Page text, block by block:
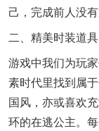
己，完成前人没
二、精美时装道
游戏中我们为玩
素时代里找到属
国风，亦或喜欢
环的在逃公主。